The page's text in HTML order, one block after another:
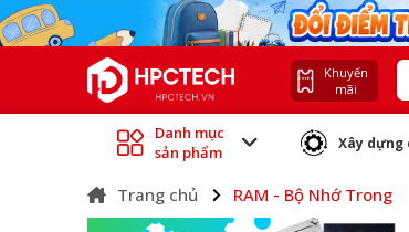
Khuyến
mãi
Danh mục
sản phẩm
Xây dựng
Trang chủ RAM - Bộ Nhớ Trong